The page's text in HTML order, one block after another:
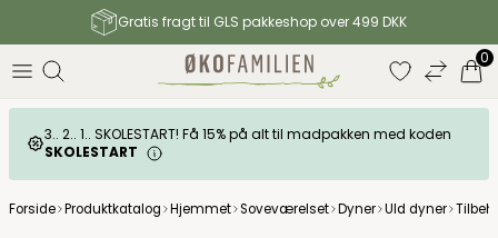
Gratis fragt til GLS pakkeshop over 499 DKK
0
3.. 2.. 1.. SKOLESTART! Få 15% på alt til madpakken med koden
SKOLESTART
Forside Produktkatalog Hjemmet Soveværelset Dyner Uld dyner